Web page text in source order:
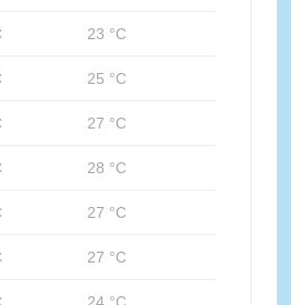
23 °C
25 °C
27 °C
28 °C
27 °C
27 °C